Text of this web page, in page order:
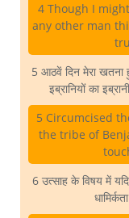
4 Though I
any other man
5 आठवें दिन मेरा खतना
इब्रानियों का
5 Circumcised
the tribe of
6 उत्साह के विषय में